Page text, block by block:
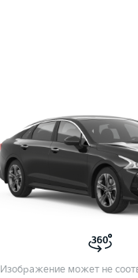
Изображение может не